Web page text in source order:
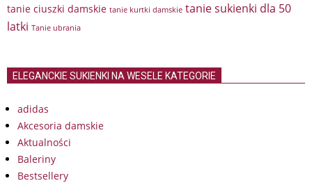
tanie ciuszki damskie tanie kurtki damskie tanie sukienki dla 50
latki Tanie ubrania
ELEGANCKIE SUKIENKI NA WESELE KATEGORIE
adidas
Akcesoria damskie
Aktualności
Baleriny
Bestsellery